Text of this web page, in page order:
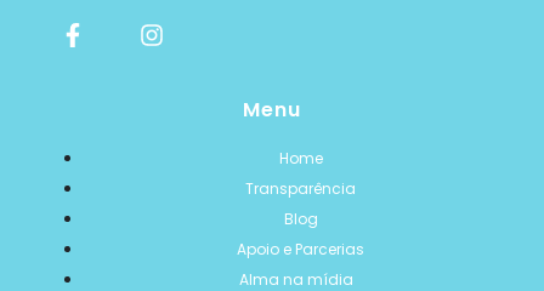
Menu
Home
Transparência
Blog
Apoio e Parcerias
Alma na mídia